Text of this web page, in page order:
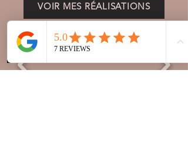
VOIR MES RÉALISATIONS